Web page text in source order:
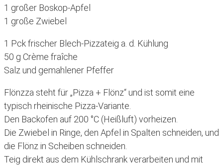
1 großer Boskop-Apfel
1 große Zwiebel
1 Pck frischer Blech-Pizzateig a. d. Kühlung
50 g Crème fraîche
Salz und gemahlener Pfeffer
Flönzza steht für „Pizza + Flönz“ und ist somit eine
typisch rheinische Pizza-Variante.
Den Backofen auf 200 °C (Heißluft) vorheizen.
Die Zwiebel in Ringe, den Apfel in Spalten schneiden, und
die Flönz in Scheiben schneiden.
Teig direkt aus dem Kühlschrank verarbeiten und mit